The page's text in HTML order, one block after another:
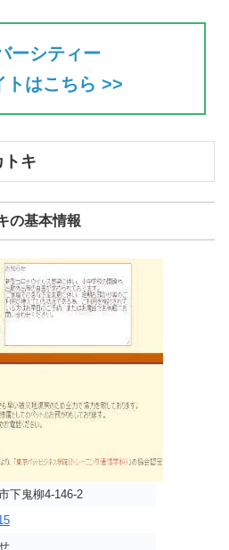
ーシティー
トはこちら >>
トキ
の基本情報
下鬼柳4-146-2